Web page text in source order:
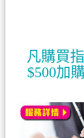
凡購買
$500加